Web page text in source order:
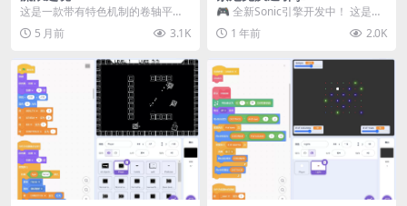
这是一款带有特色机制的卷轴平台
游戏！！ 🎮 操作说明： 移动：WA
SD 键 投掷...
5 月前 3.1K
🎮 全新Sonic引擎开发中！ 这是一
个基于Scratch 3.0制作的Soni...
1 年前 2.0K